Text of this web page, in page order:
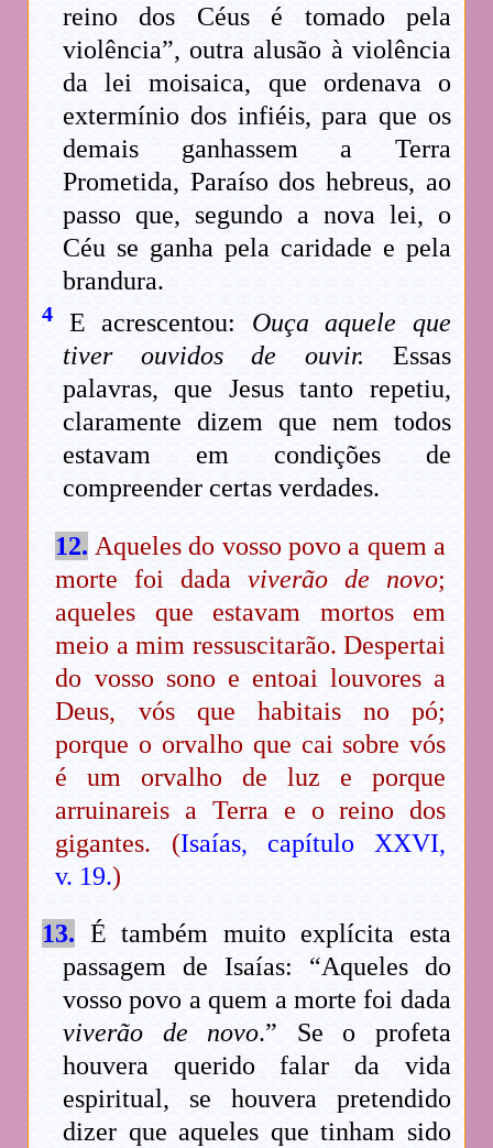
reino dos Céus é tomado pela
violência”, outra alusão à violência
da lei moisaica, que ordenava o
extermínio dos infiéis, para que os
demais ganhassem a Terra
Prometida, Paraíso dos hebreus, ao
passo que, segundo a nova lei, o
Céu se ganha pela caridade e pela
brandura.
4 E acrescentou: Ouça aquele que
tiver ouvidos de ouvir. Essas
palavras, que Jesus tanto repetiu,
claramente dizem que nem todos
estavam em condições de
compreender certas verdades.
12. Aqueles do vosso povo a quem a
morte foi dadaviverão de novo;
aqueles que estavam mortos em
meio a mim ressuscitarão. Despertai
do vosso sono e entoai louvores a
Deus, vós que habitais no pó;
porque o orvalho que cai sobre vós
é um orvalho de luz e porque
arruinareis a Terra e o reino dos
gigantes. (Isaías, capítulo XXVI,
v. 19.)
13. É também muito explícita esta
passagem de Isaías: “Aqueles do
vosso povo a quem a morte foi dada
viverão de novo.” Se o profeta
houvera querido falar da vida
espiritual, se houvera pretendido
dizer que aqueles que tinham sido